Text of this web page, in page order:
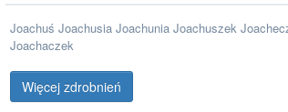
Joachuś Joachusia Joachunia Joachuszek
Joachaczek
Więcej zdrobnień